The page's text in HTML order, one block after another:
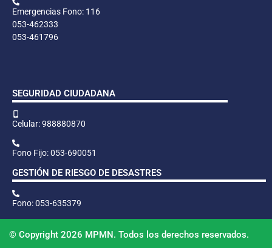
Emergencias Fono: 116
053-462333
053-461796
SEGURIDAD CIUDADANA
Celular: 988880870
Fono Fijo: 053-690051
GESTIÓN DE RIESGO DE DESASTRES
Fono: 053-635379
© Copyright 2026 MPMN. Todos los derechos reservados.